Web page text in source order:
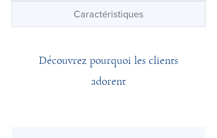
Caractéristiques
Découvrez pourquoi les clients
adorent